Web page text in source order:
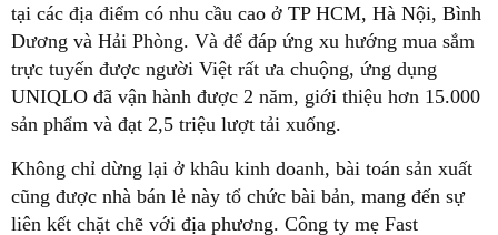
tại các địa điểm có nhu cầu cao ở TP HCM, Hà Nội, Bình
Dương và Hải Phòng. Và để đáp ứng xu hướng mua sắm
trực tuyến được người Việt rất ưa chuộng, ứng dụng
UNIQLO đã vận hành được 2 năm, giới thiệu hơn 15.000
sản phẩm và đạt 2,5 triệu lượt tải xuống.
Không chỉ dừng lại ở khâu kinh doanh, bài toán sản xuất
cũng được nhà bán lẻ này tổ chức bài bản, mang đến sự
liên kết chặt chẽ với địa phương. Công ty mẹ Fast